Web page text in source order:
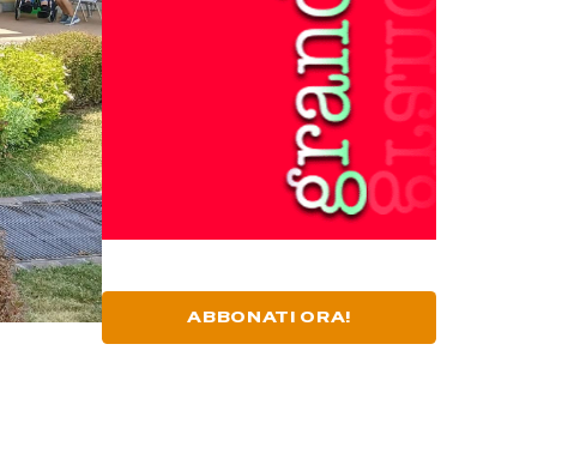
ABBONATI ORA!